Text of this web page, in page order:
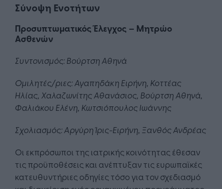
Σύνοψη Ενοτήτων
Προσυπτωματικός Έλεγχος – Μητρώο
Ασθενών
Συντονισμός: Βούρτση Αθηνά
Ομιλητές/ριες: Αγαπηδάκη Ειρήνη, Κοττέας
Ηλίας, Χαλαζωνίτης Αθανάσιος, Βούρτση Αθηνά,
Φαλιάκου Ελένη, Κωτσιόπουλος Ιωάννης
Σχολιασμός: Αργύρη Ίρις-Ειρήνη, Ξανθός Ανδρέας
Οι εκπρόσωποι της ιατρικής κοινότητας έθεσαν
τις προϋποθέσεις και ανέπτυξαν τις ευρωπαϊκές
κατευθυντήριες οδηγίες τόσο για τον σχεδιασμό